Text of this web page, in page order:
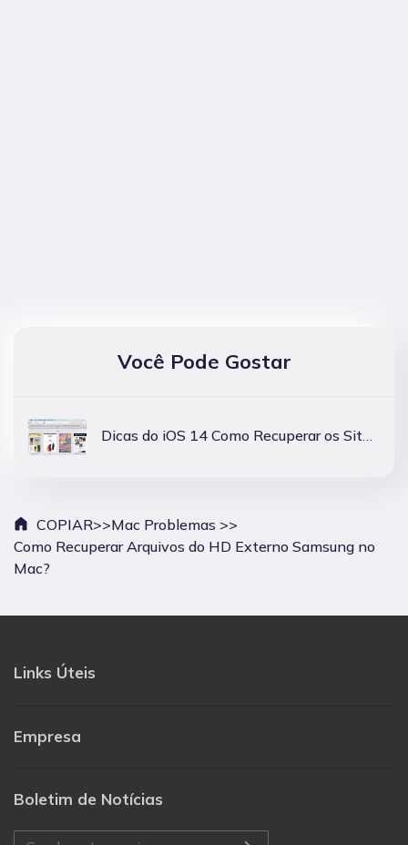
Você Pode Gostar
Dicas do iOS 14 Como Recuperar os Sites Principais Excluídos no Safari
COPIAR>>Mac Problemas >>
Como Recuperar Arquivos do HD Externo Samsung no
Mac?
Links Úteis
Empresa
Boletim de Notícias